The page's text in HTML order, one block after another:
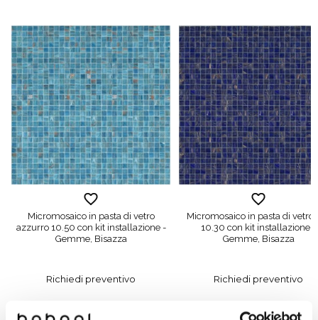
Micromosaico in pasta di vetro
azzurro 10.50 con kit installazione -
Gemme, Bisazza
Richiedi preventivo
Micromosaico in pasta di vetro
10.30 con kit installazione -
Gemme, Bisazza
Richiedi preventivo